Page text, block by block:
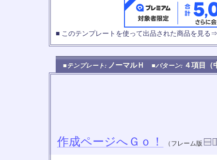
■ このテンプレートを使って出品された商品を見る
■テンプレート: ノーマルＨ ■パターン: ４項目
作成ページへＧｏ！ （フレーム版